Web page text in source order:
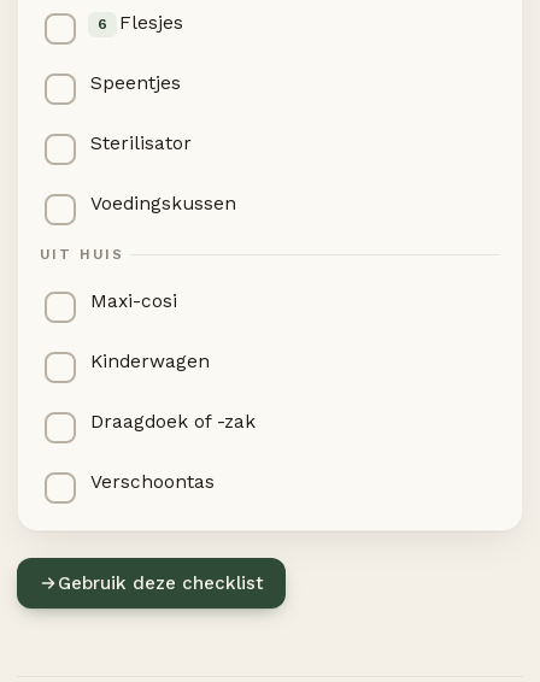
6 Flesjes
Speentjes
Sterilisator
Voedingskussen
UIT HUIS
Maxi-cosi
Kinderwagen
Draagdoek of -zak
Verschoontas
Gebruik deze checklist